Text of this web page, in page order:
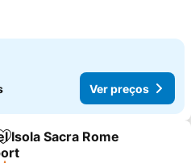
Ver preços
Adicionar aos favoritos
Isola Sacra Rome